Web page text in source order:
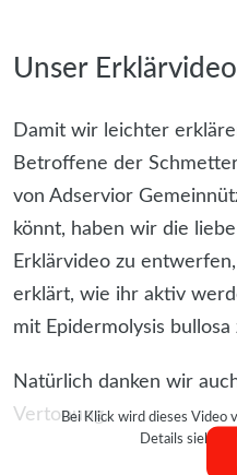
Unser
Damit wir leichter
Betroffene der
von Adservior
könnt, haben wir die
Erklärvideo zu
erklärt, wie ihr aktiv
mit Epidermolysis bullosa
Natürlich danken wir
Vertonung.Bei Klick wird dieses Video
Details siehe